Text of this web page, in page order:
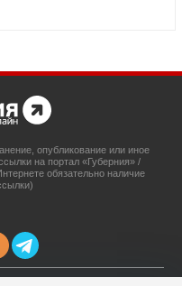
опубликование или иное
на портал «Губерния» /
обязательно наличие